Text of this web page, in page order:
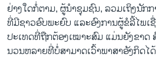
ຢ່າງໃດກໍ່ຕາມ, ຜູ້ນໍາຊຸມຊົນ, ລວມເຖິງນັກ
ທີ່ມີຊາວອົບພະຍົບ ແລະອົງການຜູ້ຂໍລີ້ໄພເ
ປະເທດທີ່ຖືກຕ້ອງເໝາະສົມ ແມ່ນຍັງຂາດ
ນວນຫລາຍທີ່ບໍ່ສາມາດເວົ້າພາສາອັງກິດໄ